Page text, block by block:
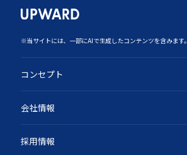
‍※当サイトには、一部にAIで生成したコンテンツを含みます。
コンセプト
会社情報
採用情報